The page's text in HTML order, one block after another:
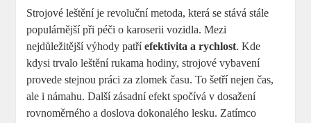
Strojové leštění​ je ‍revoluční metoda, která se stává stále ​
populárnější při⁢ péči o karoserii vozidla. Mezi
nejdůležitější výhody patříefektivita a rychlost. Kde​
kdysi⁢ trvalo leštění rukama hodiny, strojové‍ vybavení
provede ‌stejnou práci za ​zlomek času. To šetří nejen ‌čas,‍
ale i ​námahu. Další zásadní efekt spočívá v dosažení
rovnoměrného a doslova dokonalého lesku. Zatímco